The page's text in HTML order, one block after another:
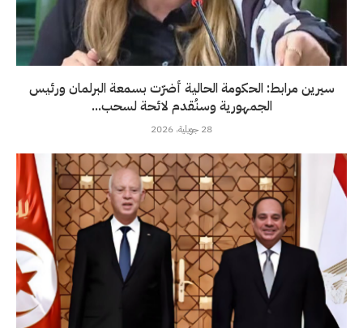
سيرين مرابط: الحكومة الحالية أضرّت بسمعة البرلمان ورئيس
الجمهورية وسنُقدم لائحة لسحب...
28 جويلية، 2026